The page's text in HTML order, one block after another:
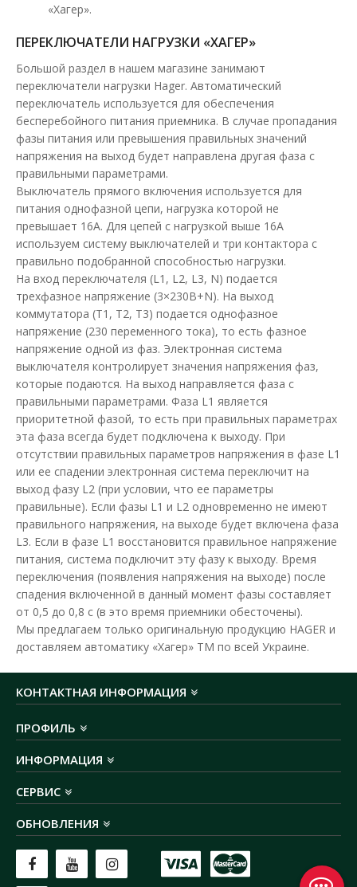
Переключатель нагрузки 4p 80А 1-0-2 перек 8мод
+ручка Hager
Доступность: В наличии
Переключатель нагрузки является важным компонентом в
электрических системах, предназначенных д..
6 765.96 грн
В КОРЗИНУ
В сравнения
В закладки
«Хагер».
ПЕРЕКЛЮЧАТЕЛИ НАГРУЗКИ «ХАГЕР»
Большой раздел в нашем магазине занимают
переключатели нагрузки Hager. Автоматический
переключатель используется для обеспечения
бесперебойного питания приемника. В случае пропадания
фазы питания или превышения правильных значений
напряжения на выход будет направлена другая фаза с
правильными параметрами.
Выключатель прямого включения используется для
питания однофазной цепи, нагрузка которой не
превышает 16А. Для цепей с нагрузкой выше 16А
используем систему выключателей и три контактора с
правильно подобранной способностью нагрузки.
На вход переключателя (L1, L2, L3, N) подается
трехфазное напряжение (3×230В+N). На выход
коммутатора (Т1, Т2, Т3) подается однофазное
напряжение (230 переменного тока), то есть фазное
напряжение одной из фаз. Электронная система
выключателя контролирует значения напряжения фаз,
которые подаются. На выход направляется фаза с
правильными параметрами. Фаза L1 является
приоритетной фазой, то есть при правильных параметрах
эта фаза всегда будет подключена к выходу. При
отсутствии правильных параметров напряжения в фазе L1
или ее спадении электронная система переключит на
выход фазу L2 (при условии, что ее параметры
правильные). Если фазы L1 и L2 одновременно не имеют
правильного напряжения, на выходе будет включена фаза
L3. Если в фазе L1 восстановится правильное напряжение
питания, система подключит эту фазу к выходу. Время
переключения (появления напряжения на выходе) после
спадения включенной в данный момент фазы составляет
от 0,5 до 0,8 с (в это время приемники обесточены).
Мы предлагаем только оригинальную продукцию HAGER и
доставляем автоматику «Хагер» ТМ по всей Украине.
КОНТАКТНАЯ ИНФОРМАЦИЯ
ПРОФИЛЬ
ИНФОРМАЦИЯ
СЕРВИС
ОБНОВЛЕНИЯ